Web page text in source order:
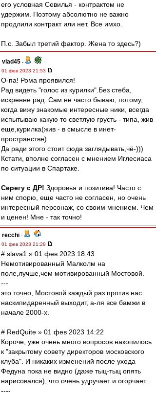
его условная Севилья - контрактом не
удержим. Поэтому абсолютно не важно
продлили контракт или нет. Все имхо.
П.с. Забыл третий фактор. Жена то здесь?)
vlad45 -
01 фев 2023 21:53
О-па! Рома проявился!
Рад видеть "голос из курилки".Без стеба,
искренне рад. Сам не часто бываю, потому,
когда вижу знакомые интересные ники, всегда
испытываю какую то светлую грусть - типа, жив
еще,курилка(жив - в смысле в инет-
пространстве)
Да ради этого стоит сюда заглядывать,чё-)))
Кстати, вполне согласен с мнением Иглесиаса
по ситуации в Спартаке.
Серегу с ДР! Здоровья и позитива! Часто с
ним спорю, еще часто не согласен, но очень
интересный персонаж, со своим мнением. Чем
и ценен! Мне - так точно!
recchi -
01 фев 2023 21:28
# slava1 » 01 фев 2023 18:43
Немотивированный Малколм на
поле,лучше,чем мотивированный Мостовой.
---
это точно, Мостовой каждый раз против нас
наскипидаренный выходит, а-ля все бамжи в
начале 2000-х.
# RedQuite » 01 фев 2023 14:22
Короче, уже очень много вопросов накопилось
к "закрытому совету директоров московского
клуба". И никаких изменений после ухода
Федуна пока не видно (даже тыц-тыц опять
нарисовался), что очень удручает и огорчает...
----